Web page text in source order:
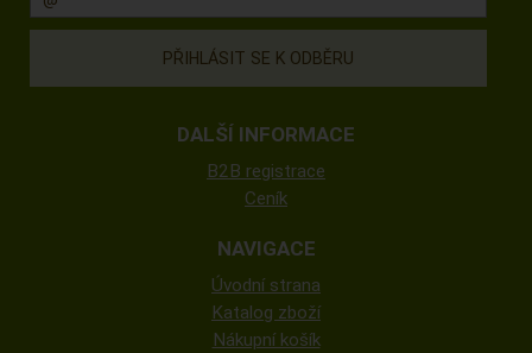
DALŠÍ INFORMACE
B2B registrace
Ceník
NAVIGACE
Úvodní strana
Katalog zboží
Nákupní košík